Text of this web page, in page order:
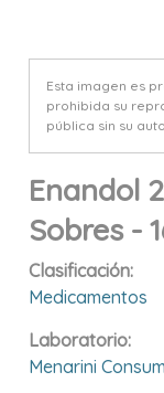
Esta imagen es
prohibida su
pública sin su
Enandol
Sobres -
Clasificación:
Medicamentos
Laboratorio:
Menarini